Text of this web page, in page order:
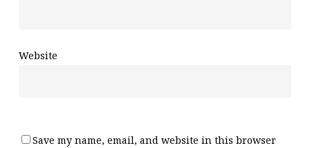
Website
Save my name, email, and website in this browser